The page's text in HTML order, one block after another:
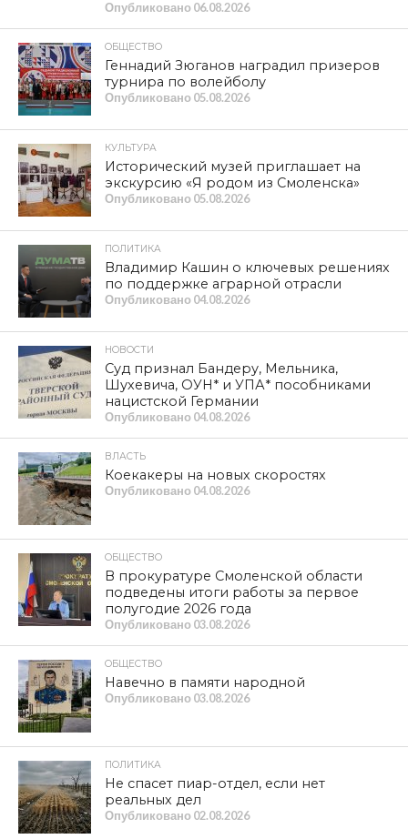
удаётся
В Смоленске бешеные мыши нападают на детей
ПОПУЛЯРНЫЕ НОВОСТИ
исторической реконструкции и
славянской культуры
«Гнёздово-2026» приглашает
ОБЩЕСТВО
Телеканал «Красная Линия»: в
Краснинском муниципальном округе
мать участника СВО не может
добиться ремонта жилья
ОБЩЕСТВО
ПРАЗДНИК ДУШИ И УРОЖАЯ.
Степан Емельянов о Дне огурца в
Демидове
КУЛЬТУРА
В Центре Тенишевых состоялось
торжественное открытие выставки
«Смоленские ворота:
ПРОЛИСТАТЬ СВЕЖИЙ НОМЕР
Item is not found
ЛЕНТА НОВОСТЕЙ
ПРОИСШЕСТВИЯ
Прокуратура организовала проверку
из-за падения деревьев в Смоленске
Опубликовано
ПРОБЛЕМА
Деревня Малеево Смоленской области